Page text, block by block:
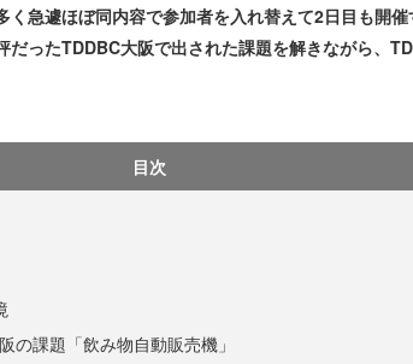
く急遽ほぼ同内容で参加者を入れ替えて2日目も開
だったTDDBC大阪で出された課題を解きながら、
目次
の課題「飲み物自動販売機」